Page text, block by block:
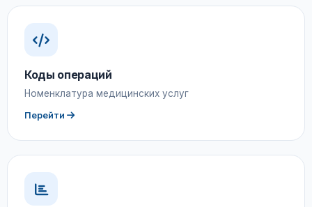
Коды операций
Номенклатура медицинских услуг
Перейти